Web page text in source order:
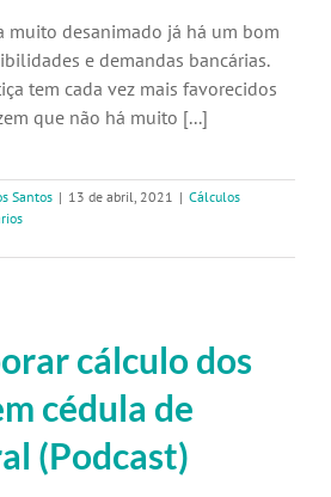
muito desanimado já há um bom
e demandas bancárias.
tem cada vez mais favorecidos
que não há muito [...]
Santos | 13 de abril, 2021 | Cálculos
cálculo dos
cédula de
(Podcast)